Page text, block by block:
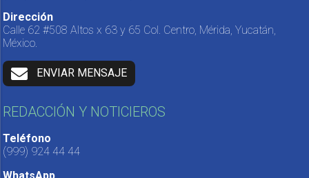
Dirección
Calle 62 #508 Altos x 63 y 65 Col. Centro, Mérida, Yucatán,
México.
ENVIAR MENSAJE
REDACCIÓN Y NOTICIEROS
Teléfono
(999) 924 44 44
WhatsApp